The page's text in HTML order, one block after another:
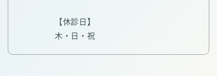
【休診日】
木・日・祝